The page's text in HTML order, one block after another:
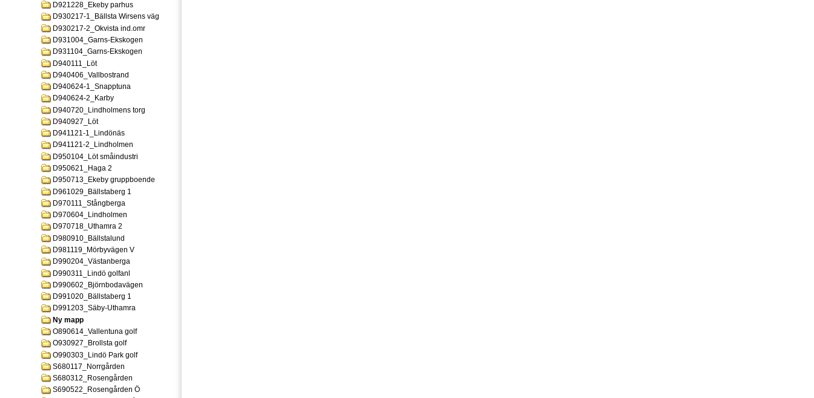
D921228_Ekeby parhus
D930217-1_Bällsta Wirsens väg
D930217-2_Okvista ind.omr
D931004_Garns-Ekskogen
D931104_Garns-Ekskogen
D940111_Löt
D940406_Vallbostrand
D940624-1_Snapptuna
D940624-2_Karby
D940720_Lindholmens torg
D940927_Löt
D941121-1_Lindönäs
D941121-2_Lindholmen
D950104_Löt småindustri
D950621_Haga 2
D950713_Ekeby gruppboende
D961029_Bällstaberg 1
D970111_Stångberga
D970604_Lindholmen
D970718_Uthamra 2
D980910_Bällstalund
D981119_Mörbyvägen V
D990204_Västanberga
D990311_Lindö golfanl
D990602_Björnbodavägen
D991020_Bällstaberg 1
D991203_Säby-Uthamra
Ny mapp
O890614_Vallentuna golf
O930927_Brollsta golf
O990303_Lindö Park golf
S680117_Norrgården
S680312_Rosengården
S690522_Rosengården Ö